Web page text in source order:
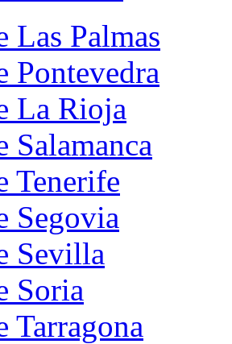
Las Palmas
Pontevedra
La Rioja
Salamanca
Tenerife
Segovia
Sevilla
Soria
Tarragona